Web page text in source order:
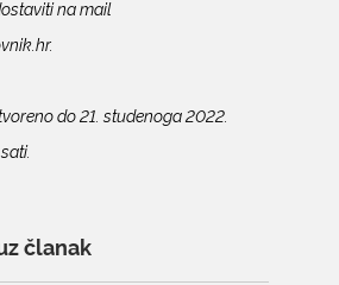
na mail
do 21. studenoga 2022.
članak